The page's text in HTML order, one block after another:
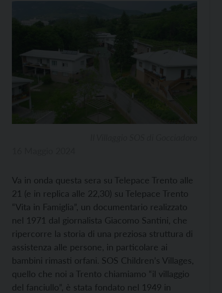
Va in onda questa sera su Telepace Trento alle
21 (e in replica alle 22,30) su Telepace Trento
“Vita in Famiglia”, un documentario realizzato
nel 1971 dal giornalista Giacomo Santini, che
ripercorre la storia di una preziosa struttura di
assistenza alle persone, in particolare ai
bambini rimasti orfani. SOS Children’s Villages,
quello che noi a Trento chiamiamo “il villaggio
del fanciullo”, è stata fondato nel 1949 in